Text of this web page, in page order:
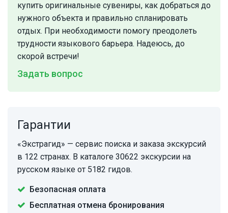
купить оригинальные сувениры, как добраться до
нужного объекта и правильно спланировать
отдых. При необходимости помогу преодолеть
трудности языкового барьера. Надеюсь, до
скорой встречи!
Задать вопрос
Гарантии
«Экстрагид» — сервис поиска и заказа экскурсий
в 122 странах. В каталоге 30622 экскурсии на
русском языке от 5182 гидов.
Безопасная оплата
Бесплатная отмена бронирования